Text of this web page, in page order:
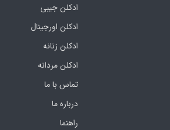
ادکلن جیبی
ادکلن اورجینال
ادکلن زنانه
ادکلن مردانه
تماس با ما
درباره ما
راهنما